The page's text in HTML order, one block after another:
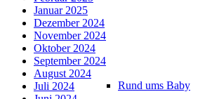
Rund ums Baby
Januar 2025
Dezember 2024
November 2024
Oktober 2024
September 2024
August 2024
Juli 2024